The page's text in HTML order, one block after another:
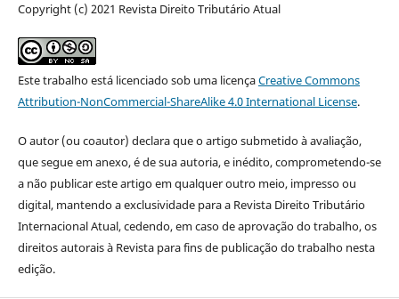
Copyright (c) 2021 Revista Direito Tributário Atual
Este trabalho está licenciado sob uma licençaCreative Commons
Attribution-NonCommercial-ShareAlike 4.0 International License.
O autor (ou coautor) declara que o artigo submetido à avaliação,
que segue em anexo, é de sua autoria, e inédito, comprometendo-se
a não publicar este artigo em qualquer outro meio, impresso ou
digital, mantendo a exclusividade para a Revista Direito Tributário
Internacional Atual, cedendo, em caso de aprovação do trabalho, os
direitos autorais à Revista para fins de publicação do trabalho nesta
edição.